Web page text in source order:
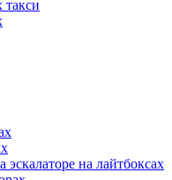
эскалаторе на лайтбоксах